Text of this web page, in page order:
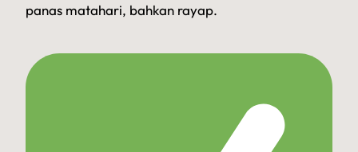
panas matahari, bahkan rayap.